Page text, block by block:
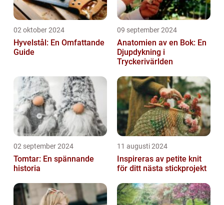
02 oktober 2024
Hyvelstål: En Omfattande
Guide
09 september 2024
Anatomien av en Bok: En
Djupdykning i
Tryckerivärlden
02 september 2024
Tomtar: En spännande
historia
11 augusti 2024
Inspireras av petite knit
för ditt nästa stickprojekt